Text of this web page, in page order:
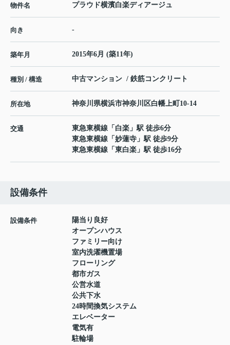
物件名 プラウド横濱白楽ディアージュ
向き -
築年月 2015年6月 (築11年)
種別 / 構造 中古マンション / 鉄筋コンクリート
所在地 神奈川県横浜市神奈川区白幡上町 10-14
交通 東急東横線 「 白楽 」駅 徒歩6分
東急東横線 「 妙蓮寺 」駅 徒歩9分
東急東横線 「 東白楽 」駅 徒歩16分
設備条件
設備条件
陽当り良好
オープンハウス
ファミリー向け
室内洗濯機置場
フローリング
都市ガス
公営水道
公共下水
24時間換気システム
エレベーター
電気有
駐輪場